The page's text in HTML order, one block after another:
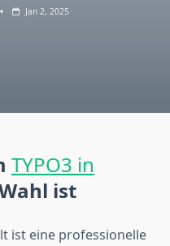
Jan 2, 2025
TYPO3 in
ist
ist eine professionelle